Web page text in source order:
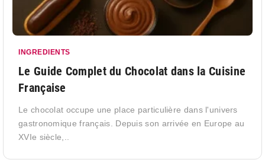
INGREDIENTS
Le Guide Complet du Chocolat dans la Cuisine
Française
Le chocolat occupe une place particulière dans l'univers
gastronomique français. Depuis son arrivée en Europe au
XVIe siècle,..